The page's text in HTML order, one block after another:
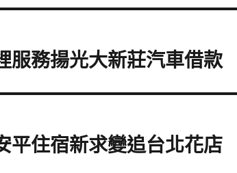
服務揚光大新莊汽車借款
平住宿新求變追台北花店